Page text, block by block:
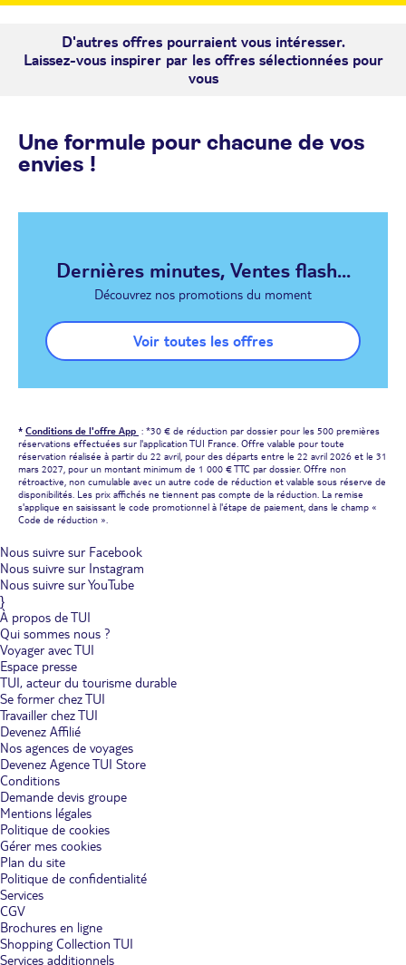
D'autres offres pourraient vous intéresser.
Laissez-vous inspirer par les offres sélectionnées pour
vous
Une formule pour chacune de vos
envies !
Dernières minutes, Ventes flash...
Découvrez nos promotions du moment
Voir toutes les offres
* Conditions de l'offre App : *30 € de réduction par dossier pour les 500 premières
réservations effectuées sur l'application TUI France. Offre valable pour toute
réservation réalisée à partir du 22 avril, pour des départs entre le 22 avril 2026 et le 31
mars 2027, pour un montant minimum de 1 000 € TTC par dossier. Offre non
rétroactive, non cumulable avec un autre code de réduction et valable sous réserve de
disponibilités. Les prix affichés ne tiennent pas compte de la réduction. La remise
s'applique en saisissant le code promotionnel à l'étape de paiement, dans le champ «
Code de réduction ».
Nous suivre sur Facebook
Nous suivre sur Instagram
Nous suivre sur YouTube
}
À propos de TUI
Qui sommes nous ?
Voyager avec TUI
Espace presse
TUI, acteur du tourisme durable
Se former chez TUI
Travailler chez TUI
Devenez Affilié
Nos agences de voyages
Devenez Agence TUI Store
Conditions
Demande devis groupe
Mentions légales
Politique de cookies
Gérer mes cookies
Plan du site
Politique de confidentialité
Services
CGV
Brochures en ligne
Shopping Collection TUI
Services additionnels